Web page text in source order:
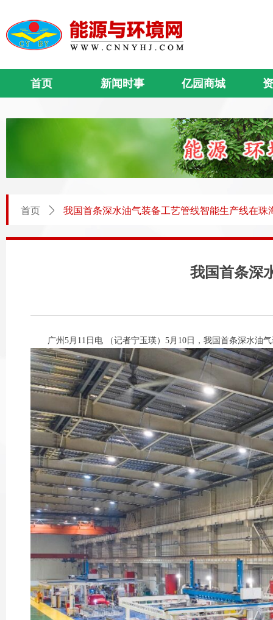
首页 新闻时事 亿园商城
首页 ꄲ 我国首条深水油气装备工艺管线智能生产线在珠
我国首条深
广州5月11日电 （记者宁玉瑛）5月10日，我国首条深水油气